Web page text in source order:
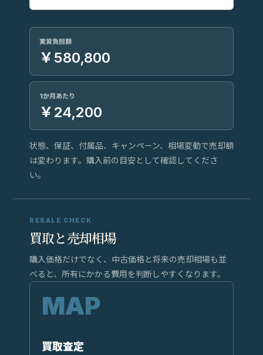
実質負担額
￥580,800
1か月あたり
￥24,200
状態、保証、付属品、キャンペーン、相場変動で売却額
は変わります。購入前の目安として確認してくださ
い。
RESALE CHECK
買取と売却相場
購入価格だけでなく、中古価格と将来の売却相場も並
べると、所有にかかる費用を判断しやすくなります。
買取査定